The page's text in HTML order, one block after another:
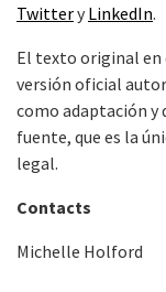
Twittery LinkedIn.
El texto original en
versión oficial
como adaptación y
fuente, que es la
legal.
Contacts
Michelle Holford